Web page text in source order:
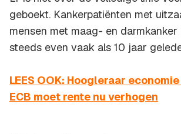
geboekt. Kankerpatiënten met
mensen met maag- en
steeds even vaak als 10 jaar
LEES OOK: Hoogleraar
ECB moet rente nu verhogen